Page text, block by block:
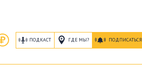
ПОДКАСТ ГДЕ МЫ? ПОДПИСАТЬСЯ